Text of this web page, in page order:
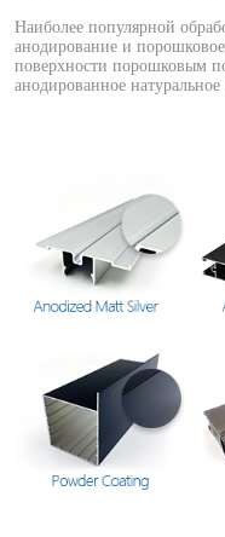
Наиболее популярной
анодирование и
поверхности порошковым
анодированное натуральное